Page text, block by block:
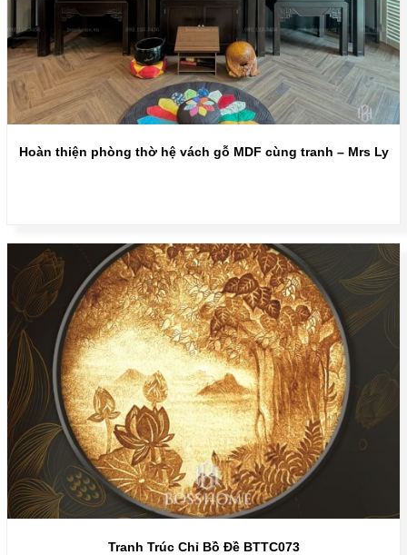
Hoàn thiện phòng thờ hệ vách gỗ MDF cùng tranh – Mrs Ly
Tranh Trúc Chỉ Bồ Đề BTTC073